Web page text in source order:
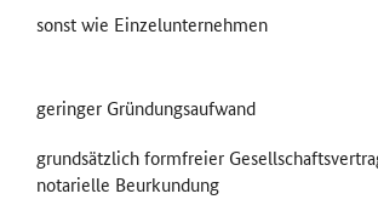
sonst wie Einzelunternehmen
geringer Gründungsaufwand
grundsätzlich formfreier
notarielle Beurkundung